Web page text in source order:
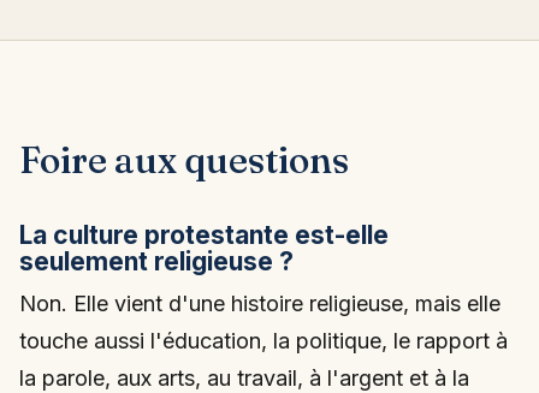
Foire aux questions
La culture protestante est-elle
seulement religieuse ?
Non. Elle vient d'une histoire religieuse, mais elle
touche aussi l'éducation, la politique, le rapport à
la parole, aux arts, au travail, à l'argent et à la